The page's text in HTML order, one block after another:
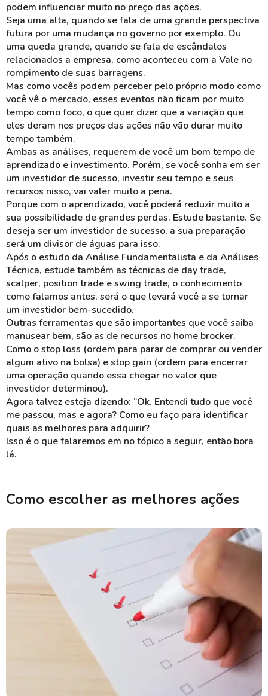
podem influenciar muito no preço das ações.
Seja uma alta, quando se fala de uma grande perspectiva
futura por uma mudança no governo por exemplo. Ou
uma queda grande, quando se fala de escândalos
relacionados a empresa, como aconteceu com a Vale no
rompimento de suas barragens.
Mas como vocês podem perceber pelo próprio modo como
você vê o mercado, esses eventos não ficam por muito
tempo como foco, o que quer dizer que a variação que
eles deram nos preços das ações não vão durar muito
tempo também.
Ambas as análises, requerem de você um bom tempo de
aprendizado e investimento. Porém, se você sonha em ser
um investidor de sucesso, investir seu tempo e seus
recursos nisso, vai valer muito a pena.
Porque com o aprendizado, você poderá reduzir muito a
sua possibilidade de grandes perdas. Estude bastante. Se
deseja ser um investidor de sucesso, a sua preparação
será um divisor de águas para isso.
Após o estudo da Análise Fundamentalista e da Análises
Técnica, estude também as técnicas de day trade,
scalper, position trade e swing trade, o conhecimento
como falamos antes, será o que levará você a se tornar
um investidor bem-sucedido.
Outras ferramentas que são importantes que você saiba
manusear bem, são as de recursos no home brocker.
Como o stop loss (ordem para parar de comprar ou vender
algum ativo na bolsa) e stop gain (ordem para encerrar
uma operação quando essa chegar no valor que
investidor determinou).
Agora talvez esteja dizendo: “Ok. Entendi tudo que você
me passou, mas e agora? Como eu faço para identificar
quais as melhores para adquirir?
Isso é o que falaremos em no tópico a seguir, então bora
lá.
Como escolher as melhores ações